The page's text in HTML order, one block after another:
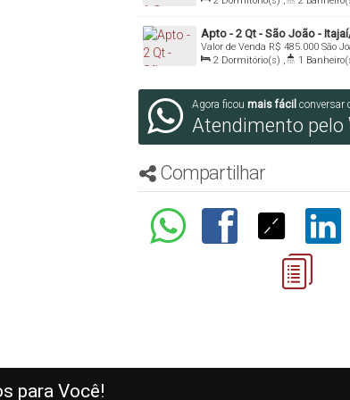
,
1 Sala(s) , 1 Suíte(s) , 1
Apto - 2 Qt - São João -
R$ 485.000
Valor de Venda
São
Catarina, Brasil
2 Dormitório(s) , 1
Agora ficou mais fácil conversar
Atendimento pelo
Compartilhar
para Você!